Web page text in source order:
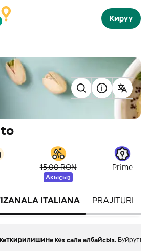
Кирүү
15,00 RON
Акысыз
Prime
ITALIANA PRAJITURI
көз сала албайсыз.